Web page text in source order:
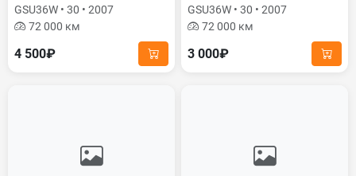
GSU36W • 30 • 2007
72 000 км
4 500₽
GSU36W • 30 • 2007
72 000 км
3 000₽